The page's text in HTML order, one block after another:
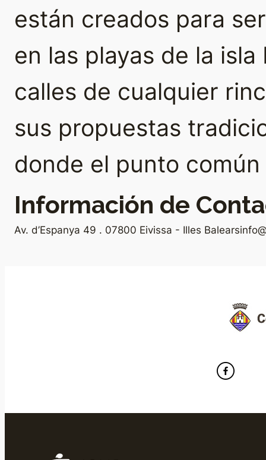
están creados para
en las playas de la
calles de cualquier
sus propuestas
donde el punto
Información de
Av. d’Espanya 49 . 07800 Eivissa - Illes Balears